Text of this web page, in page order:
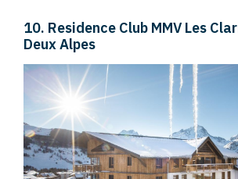
10. Residence Club MMV Les
Deux Alpes